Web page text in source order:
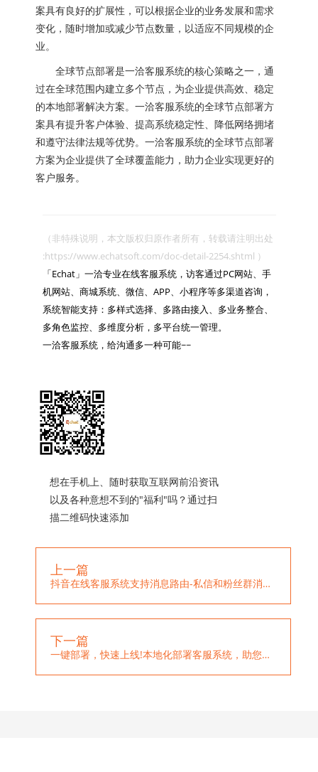
案具有良好的扩展性，可以根据企业的业务发展和需求
变化，随时增加或减少节点数量，以适应不同规模的企
业。
全球节点部署是一洽客服系统的核心策略之一，通
过在全球范围内建立多个节点，为企业提供高效、稳定
的本地部署解决方案。一洽客服系统的全球节点部署方
案具有提升客户体验、提高系统稳定性、降低网络拥堵
和遵守法律法规等优势。一洽客服系统的全球节点部署
方案为企业提供了全球覆盖能力，助力企业实现更好的
客户服务。
（非特殊说明，本文版权归原作者所有，转载请注明出处
:https://www.echatsoft.com/doc-detail-2254.shtml ）
「Echat」一洽专业在线客服系统，访客通过PC网站、手
机网站、商城系统、微信、APP、小程序等多渠道咨询，
系统智能支持：多样式选择、多路由接入、多业务整合、
多角色监控、多维度分析，多平台统一管理。
一洽客服系统，给沟通多一种可能~~
想在手机上、随时获取互联网前沿资讯
以及各种意想不到的"福利"吗？通过扫
描二维码快速添加
上一篇
抖音在线客服系统支持消息路由-私信和粉丝群消息一键分离处理
下一篇
一键部署，快速上线!本地化部署客服系统，助您快速投入运营!